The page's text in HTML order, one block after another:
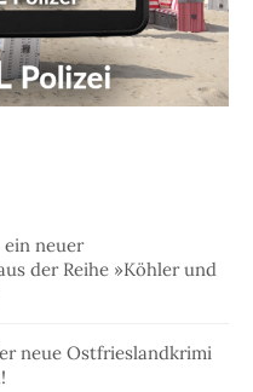
neuer
der Reihe »Köhler und
neue Ostfrieslandkrimi